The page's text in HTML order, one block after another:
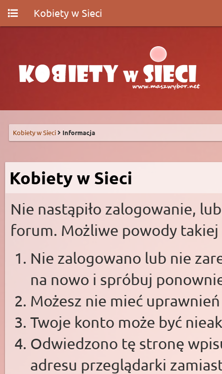
Kobiety w Sieci
Kobiety w Sieci Informacja
Kobiety w Sieci
Nie nastąpiło zalogowanie,
forum. Możliwe powody takiej
Nie zalogowano lub nie
na nowo i spróbuj
Możesz nie mieć
Twoje konto może być
Odwiedzono tę stronę
adresu przeglądarki